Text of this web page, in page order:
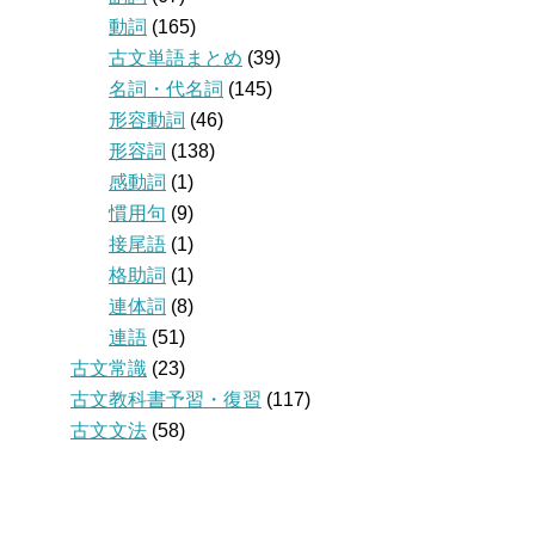
動詞 (165)
古文単語まとめ (39)
名詞・代名詞 (145)
形容動詞 (46)
形容詞 (138)
感動詞 (1)
慣用句 (9)
接尾語 (1)
格助詞 (1)
連体詞 (8)
連語 (51)
古文常識 (23)
古文教科書予習・復習 (117)
古文文法 (58)